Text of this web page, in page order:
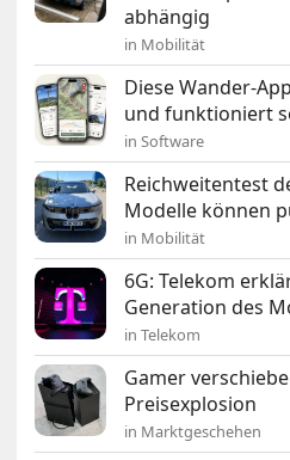
abhängig
in Mobilität
Diese Wander-
und funktioniert
in Software
Reichweitentest
Modelle können
in Mobilität
6G: Telekom
Generation des
in Telekom
Gamer
Preisexplosion
in Marktgeschehen